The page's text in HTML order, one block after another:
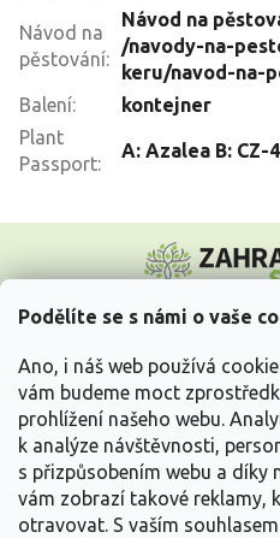
Podělíte se s námi o vaše
Ano, i náš web používá
vám budeme moct
prohlížení našeho webu.
k analýze návštěvnosti,
s přizpůsobením webu a díky
vám zobrazí takové reklamy,
otravovat. S vaším
Návod na
pěstování:
Návod na
/navody-na-
keru/navod-na-
Balení:
kontejner
Plant
Passport:
A: Azalea B: CZ-
p
Vše o nákupu
Informace pro Vás
Kontakujte nás